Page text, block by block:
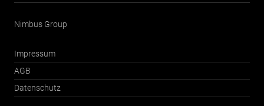
Nimbus Group
Impressum
AGB
Datenschutz